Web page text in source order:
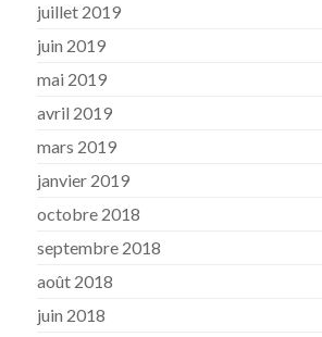
juillet 2019
juin 2019
mai 2019
avril 2019
mars 2019
janvier 2019
octobre 2018
septembre 2018
août 2018
juin 2018